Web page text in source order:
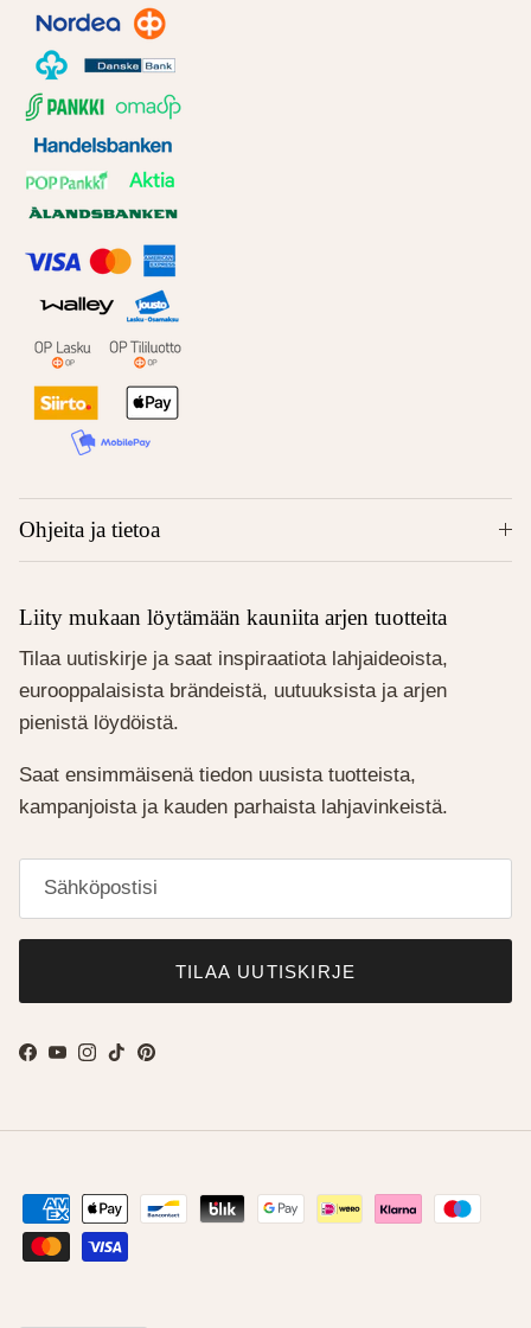
Ohjeita ja tietoa
Liity mukaan löytämään kauniita arjen tuotteita
Tilaa uutiskirje ja saat inspiraatiota lahjaideoista,
eurooppalaisista brändeistä, uutuuksista ja arjen
pienistä löydöistä.
Saat ensimmäisenä tiedon uusista tuotteista,
kampanjoista ja kauden parhaista lahjavinkeistä.
TILAA UUTISKIRJE
Facebook
YouTube
Instagram
TikTokPinterest